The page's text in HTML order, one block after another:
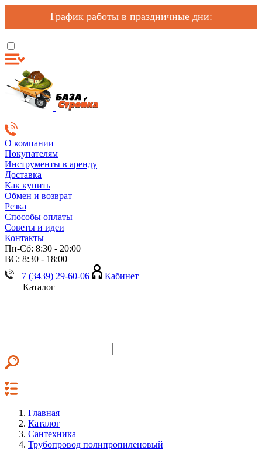
График работы в праздничные дни:
О компании
Покупателям
Инструменты в аренду
Доставка
Как купить
Обмен и возврат
Резка
Способы оплаты
Советы и идеи
Контакты
Пн-Сб: 8:30 - 20:00
ВС: 8:30 - 18:00
+7 (3439) 29-60-06
Кабинет
Каталог
Главная
Каталог
Сантехника
Трубопровод полипропиленовый